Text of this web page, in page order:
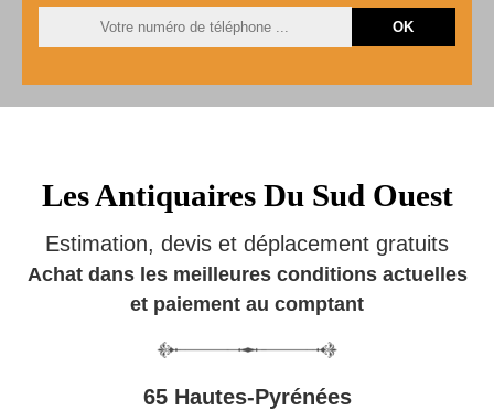
Les Antiquaires Du Sud Ouest
Estimation, devis et déplacement gratuits
Achat dans les meilleures conditions actuelles
et paiement au comptant
65 Hautes-Pyrénées